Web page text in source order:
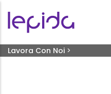
Briciole di pane
Lavora Con Noi >